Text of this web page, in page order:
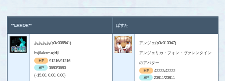
**ERROR** ぱすた
ああああ(p3x006541)
hxjileksma;idjl
HP
91216/91216
AP
3680/3680
(-15.00, 0.00, 0.00)
アンジェ(p3x010347)
アンジェリカ・フォン・ヴァレンタイン
のアバター
HP
43232/43232
AP
20811/20811